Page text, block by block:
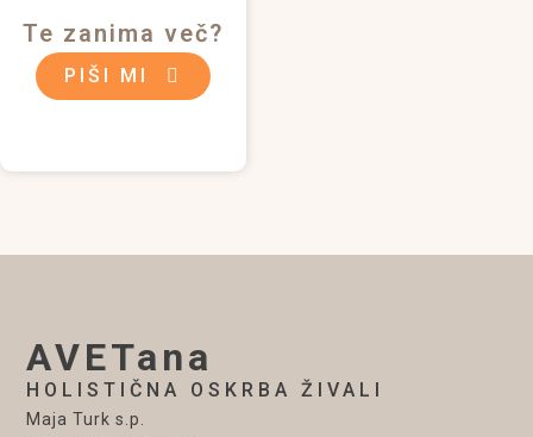
Te zanima več?
PIŠI MI
AVETana
HOLISTIČNA OSKRBA ŽIVALI
Maja Turk s.p.